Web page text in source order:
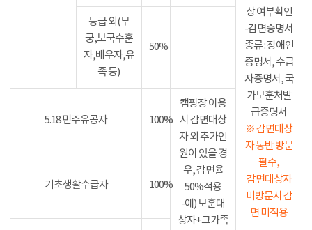
상 여부확인
-감면증명서
종류 : 장애인
증명서, 수급
자증명서, 국
가보훈처발
급증명서
※ 감면대상
자 동반 방문
필수,
감면대상자
미방문시 감
면 미적용
등급 외(무
궁,보국수훈
자,배우자,유
족 등)
50%
5.18 민주유공자 100%
캠핑장 이용
시 감면대상
자 외 추가인
원이 있을 경
우, 감면율
50%적용
-예) 보훈대
상자+그가족
기초생활수급자 100%